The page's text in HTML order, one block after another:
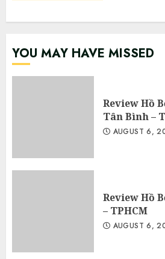
YOU MAY HAVE MISSED
Review Hồ
Tân Bình –
AUGUST 6,
Review Hồ
– TPHCM
AUGUST 6,